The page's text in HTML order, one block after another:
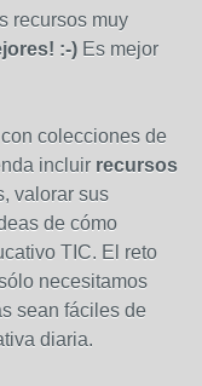
recursos muy
:-) Es mejor
colecciones de
incluir recursos
valorar sus
de cómo
TIC. El reto
necesitamos
sean fáciles de
diaria.